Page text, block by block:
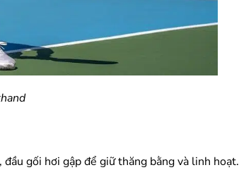
gối hơi gập để giữ thăng bằng và linh hoạt.